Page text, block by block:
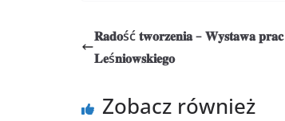
𝐑𝐚𝐝𝐨ść 𝐭𝐰𝐨𝐫𝐳𝐞𝐧𝐢𝐚 – 𝐖𝐲𝐬𝐭𝐚𝐰𝐚
𝐋𝐞ś𝐧𝐢𝐨𝐰𝐬𝐤𝐢𝐞𝐠𝐨
Zobacz również